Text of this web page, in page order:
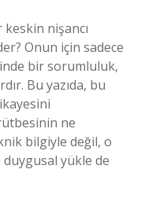
nişancı
Onun için sadece
bir sorumluluk,
Bu yazıda, bu
ne
bilgiyle değil, o
duygusal yükle de